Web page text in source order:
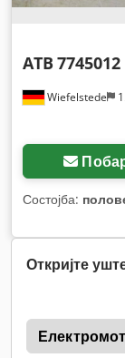
Wiefelstede
ATB 7745012
Состојба:
Откријте